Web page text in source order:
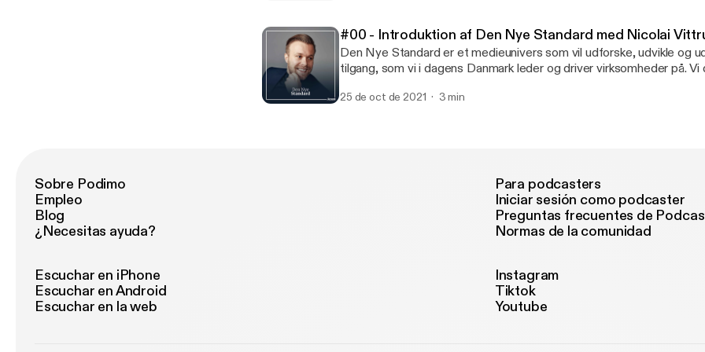
godt selv ville have haftâ. www.dennyestandard.dk/christina-barre
#00 - Introduktion af Den Nye Standard med Nicolai
Den Nye Standard er et medieunivers som vil udforske, udvikle og
tilgang, som vi i dagens Danmark leder og driver virksomheder på. Vi
fremdrift og former fremtiden. Vores vision er at skabe et talerør,
25 de oct de 2021 3 min
Sobre Podimo
Empleo
Blog
¿Necesitas ayuda?
Para podcasters
Iniciar sesión como podcaster
Preguntas frecuentes de
Normas de la comunidad
Escuchar en iPhone
Escuchar en Android
Escuchar en la web
Instagram
Tiktok
Youtube